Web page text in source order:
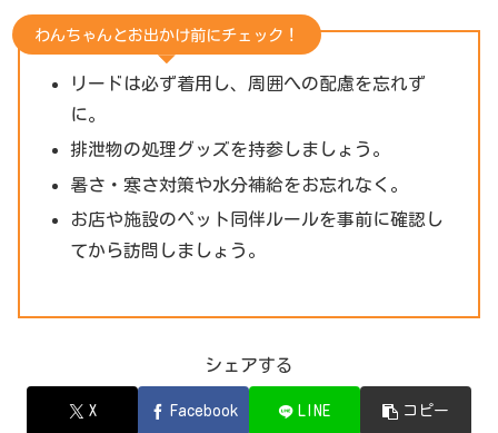
わんちゃんとお出かけ前にチェック！
リードは必ず着用し、周囲への配慮を忘れず
に。
排泄物の処理グッズを持参しましょう。
暑さ・寒さ対策や水分補給をお忘れなく。
お店や施設のペット同伴ルールを事前に確認し
てから訪問しましょう。
シェアする
X Facebook LINE コピー